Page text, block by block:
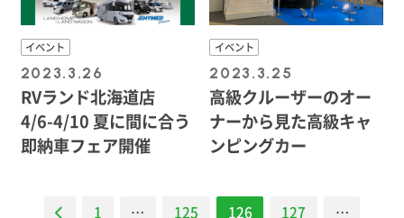
イベント
2023.3.26
RVランド北海道店
4/6-4/10 夏に間に合う
即納車フェア開催
イベント
2023.3.25
高級クルーザーのオー
ナーから見た高級キャ
ンピングカー
1 … 125 126 127 …